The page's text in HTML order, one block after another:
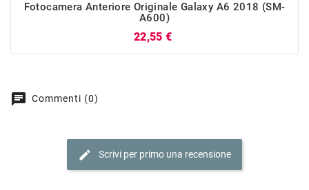
Fotocamera Anteriore Originale Galaxy A6 2018 (SM-
A600)
22,55 €
chat Commenti (0)
edit Scrivi per primo una recensione